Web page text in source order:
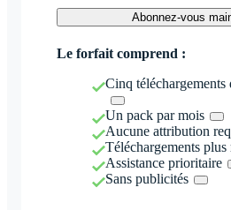
Abonnez-vous
Le forfait comprend :
Cinq téléchargements
Un pack par mois
Aucune attribution
Téléchargements plus
Assistance prioritaire
Sans publicités